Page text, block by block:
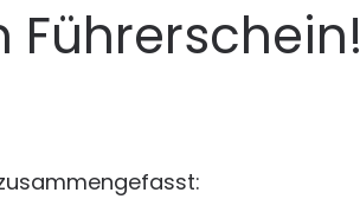
Führerschein!